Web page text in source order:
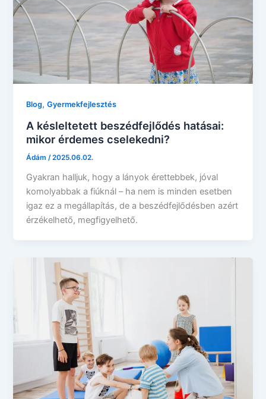
Blog,Gyermekfejlesztés
A késleltetett beszédfejlődés hatásai:
mikor érdemes cselekedni?
Ádám/2025.06.02.
Gyakran halljuk, hogy a lányok érettebbek, jóval
komolyabbak a fiúknál – ha nem is minden esetben
igaz ez a megállapítás, de a beszédfejlődésben azért
érzékelhető, megfigyelhető.